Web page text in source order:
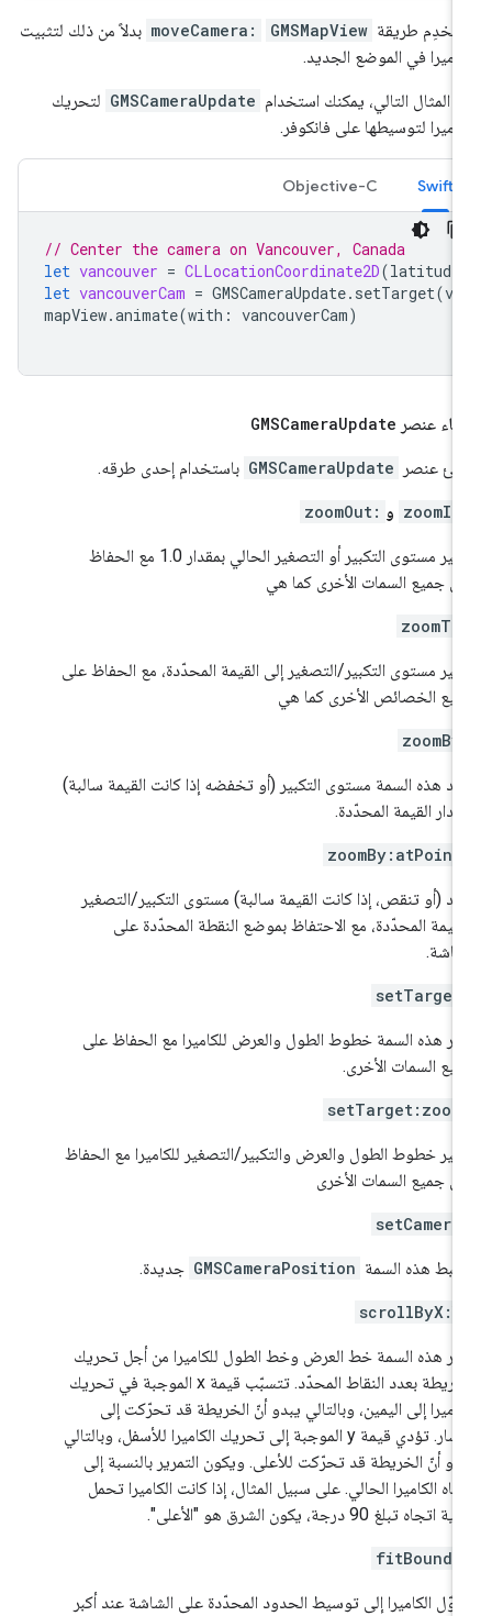
طريقة GMSMapView
moveCamera: بدلاً من ذلك لتثبيت
في الموضع الجديد.
المثال التالي، يمكنك استخدام GMSCameraUpdate لتحريك
لتوسيطها على فانكوفر.
Swift
Objective-C
// Center the camera on Vancouver, Canada
let vancouver = CLLocationCoordinate2D(latitude
let vancouverCam = GMSCameraUpdate.setTarget
mapView.animate(with: vancouverCam
عنصر GMSCameraUpdate
عنصر GMSCameraUpdate باستخدام إحدى طرقه.
و zoomOut:
تغيير مستوى التكبير أو التصغير الحالي بمقدار 1.0 مع الحفاظ
جميع السمات الأخرى كما هي
مستوى التكبير/التصغير إلى القيمة المحدّدة، مع الحفاظ على
الخصائص الأخرى كما هي
هذه السمة مستوى التكبير (أو تخفضه إذا كانت القيمة سالبة)
القيمة المحدّدة.
(أو تنقص، إذا كانت القيمة سالبة) مستوى التكبير/التصغير
المحدّدة، مع الاحتفاظ بموضع النقطة المحدّدة على
هذه السمة خطوط الطول والعرض للكاميرا مع الحفاظ على
السمات الأخرى.
خطوط الطول والعرض والتكبير/التصغير للكاميرا مع الحفاظ
جميع السمات الأخرى
هذه السمة GMSCameraPosition جديدة.
هذه السمة خط العرض وخط الطول للكاميرا من أجل تحريك
الخريطة بعدد النقاط المحدّد. تتسبّب قيمة x الموجبة في تحريك
إلى اليمين، وبالتالي يبدو أنّ الخريطة قد تحرّكت إلى
اليسار. تؤدي قيمة y الموجبة إلى تحريك الكاميرا للأسفل، وبالتالي
أنّ الخريطة قد تحرّكت للأعلى. ويكون التمرير بالنسبة إلى
الكاميرا الحالي. على سبيل المثال، إذا كانت الكاميرا تحمل
اتجاه تبلغ 90 درجة، يكون الشرق هو "الأعلى".
الكاميرا إلى توسيط الحدود المحدّدة على الشاشة عند أكبر